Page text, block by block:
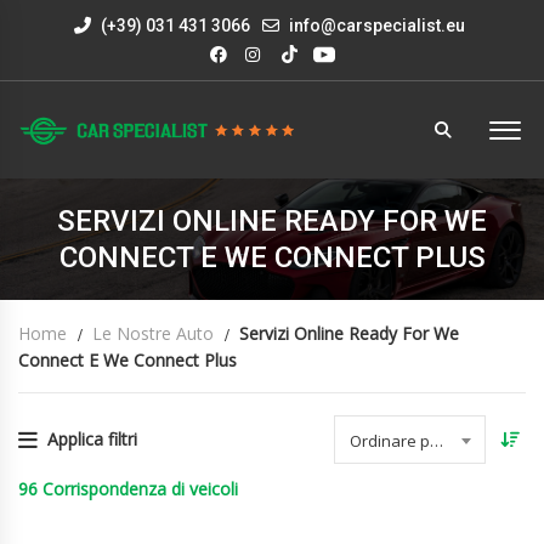
(+39) 031 431 3066 info@carspecialist.eu
SERVIZI ONLINE READY FOR WE
CONNECT E WE CONNECT PLUS
Home Le Nostre Auto
Servizi Online Ready For We
Connect E We Connect Plus
Applica filtri Ordinare per data
96 Corrispondenza di veicoli